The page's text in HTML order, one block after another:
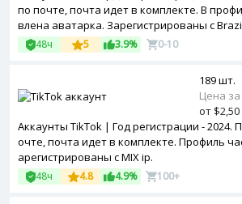
по почте, почта идет в комплекте. В
влена аватарка. Зарегистрированы с
48ч 5 3.9% 0-10
Аккаунты TikTok | Год регистрации -
очте, почта идет в комплекте. Профиль
арегистрированы с MIX ip.
48ч 4.8 4.9% 100+
189 шт.
Цена
от $2,50